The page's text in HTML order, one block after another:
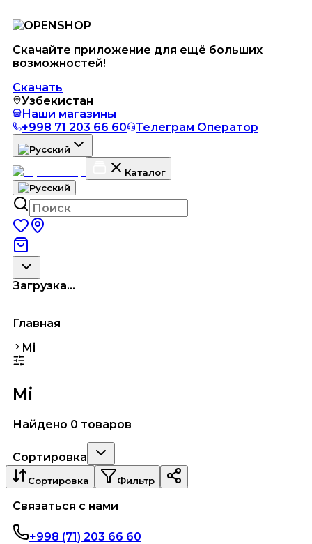
Скачайте приложение для ещё больших
возможностей!
Скачать
Узбекистан
Наши магазины
+998 71 203 66 60
Телеграм Оператор
Каталог
Загрузка...
Главная
Mi
Mi
Найдено 0 товаров
Сортировка
Сортировка Фильтр
Связаться с нами
+998 (71) 203 66 60